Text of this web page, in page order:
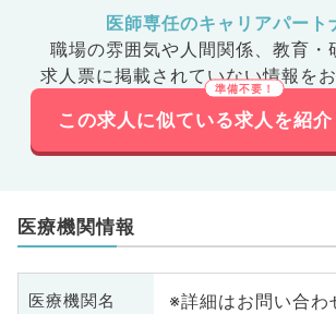
医師専任のキャリアパート
職場の雰囲気や人間関係、 教育・
求人票に掲載されていない情報をお
この求人に似ている求人を紹介
医療機関情報
医療機関名 ※詳細はお問い合わ